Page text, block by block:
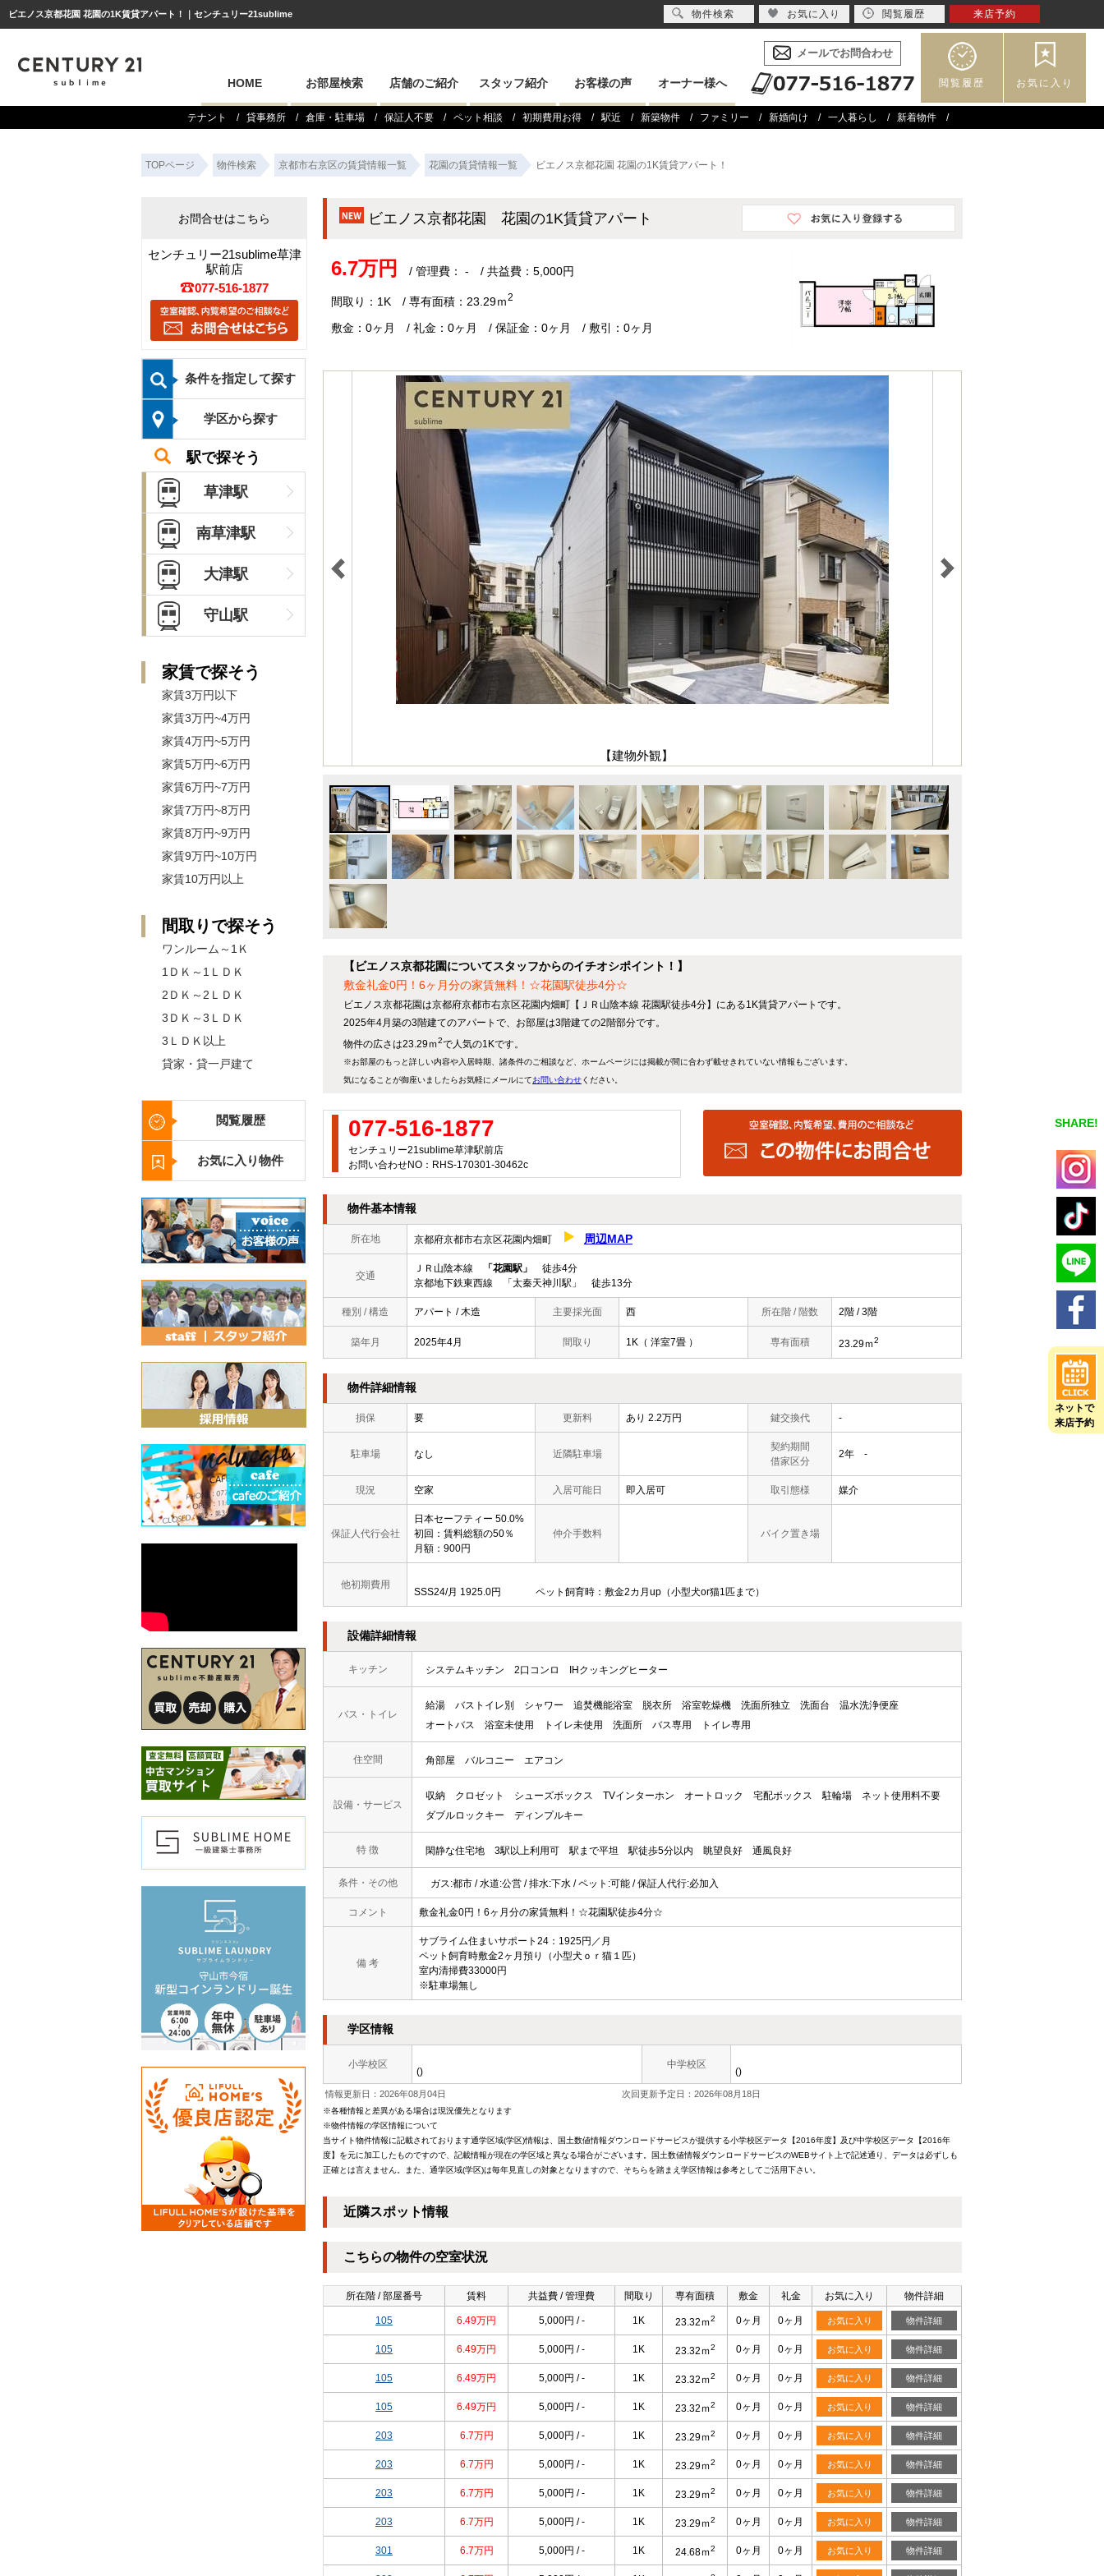
ビエノス京都花園 花園の1K賃貸アパート！｜センチュリー21sublime
HOME お部屋検索 店舗のご紹介 スタッフ紹介 お客様の声 オーナー様へ
メールでお問合わせ
閲覧履歴 お気に入り
テナント 貸事務所 倉庫・駐車場 保証人不要 ペット相談 初期費用お得 駅近 新築物件 ファミリー 新婚向け 一人暮らし 新着物件
SHARE!
ネットで
来店予約
TOPページ 物件検索 京都市右京区の賃貸情報一覧 花園の賃貸情報一覧 ビエノス京都花園 花園の1K賃貸アパート！
ビエノス京都花園 花園の1K賃貸アパート
6.7万円 / 管理費： - / 共益費：5,000円
間取り：1K / 専有面積：23.29ｍ2
敷金：0ヶ月 / 礼金：0ヶ月 / 保証金：0ヶ月 / 敷引：0ヶ月
【建物外観】
【ビエノス京都花園についてスタッフからのイチオシポイント！】
敷金礼金0円！6ヶ月分の家賃無料！☆花園駅徒歩4分☆
ビエノス京都花園は京都府京都市右京区花園内畑町【ＪＲ山陰本線 花園駅徒歩4分】にある1K賃貸アパートです。
2025年4月築の3階建てのアパートで、お部屋は3階建ての2階部分です。
物件の広さは23.29ｍ2で人気の1Kです。
※お部屋のもっと詳しい内容や入居時期、諸条件のご相談など、ホームページには掲載が間に合わず載せきれていない情報もございます。
気になることが御座いましたらお気軽にメールにてお問い合わせください。
077-516-1877
センチュリー21sublime草津駅前店
お問い合わせNO：RHS-170301-30462c
物件基本情報
所在地 京都府京都市右京区花園内畑町 周辺MAP
交通
ＪＲ山陰本線 「花園駅」
徒歩4分
京都地下鉄東西線 「太秦天神川駅」 徒歩13分
種別 / 構造 アパート / 木造 主要採光面 西 所在階 / 階数 2階 / 3階
築年月 2025年4月 間取り 1K（ 洋室7畳 ） 専有面積 23.29ｍ2
物件詳細情報
損保 要 更新料 あり 2.2万円 鍵交換代 -
駐車場 なし 近隣駐車場
契約期間
借家区分
2年 -
現況 空家 入居可能日 即入居可 取引態様 媒介
保証人代行会社
日本セーフティー 50.0%
初回：賃料総額の50％
月額：900円
仲介手数料 バイク置き場
他初期費用
SSS24/月 1925.0円 ペット飼育時：敷金2カ月up（小型犬or猫1匹まで）
設備詳細情報
キッチン システムキッチン 2口コンロ IHクッキングヒーター
バス・トイレ
給湯 バストイレ別 シャワー 追焚機能浴室 脱衣所 浴室乾燥機 洗面所独立 洗面台
温水洗浄便座
オートバス
浴室未使用 トイレ未使用 洗面所 バス専用 トイレ専用
住空間 角部屋 バルコニー エアコン
設備・サービス
収納 クロゼット シューズボックス TVインターホン オートロック 宅配ボックス 駐輪場
ネット使用料不要
ダブルロックキー
ディンプルキー
特 徴 閑静な住宅地 3駅以上利用可 駅まで平坦 駅徒歩5分以内 眺望良好 通風良好
条件・その他 ガス:都市 / 水道:公営 / 排水:下水 / ペット:可能 / 保証人代行:必加入
コメント 敷金礼金0円！6ヶ月分の家賃無料！☆花園駅徒歩4分☆
備 考
サブライム住まいサポート24：1925円／月
ペット飼育時敷金2ヶ月預り（小型犬ｏｒ猫１匹）
室内清掃費33000円
※駐車場無し
学区情報
小学校区
()
中学校区
()
情報更新日：2026年08月04日 次回更新予定日：2026年08月18日
※各種情報と差異がある場合は現況優先となります
※物件情報の学区情報について
当サイト物件情報に記載されております通学区域(学区)情報は、国土数値情報ダウンロードサービスが提供する小学校区データ【2016年度】及び中学校区データ【2016年
度】を元に加工したものですので、記載情報が現在の学区域と異なる場合がございます。国土数値情報ダウンロードサービスのWEBサイト上で記述通り、データは必ずしも
正確とは言えません。また、通学区域(学区)は毎年見直しの対象となりますので、そちらを踏まえ学区情報は参考としてご活用下さい。
近隣スポット情報
こちらの物件の空室状況
所在階 / 部屋番号 賃料 共益費 / 管理費 間取り 専有面積 敷金 礼金 お気に入り 物件詳細
105 6.49万円 5,000円 / - 1K 23.32ｍ2 0ヶ月 0ヶ月 お気に入り 物件詳細
105 6.49万円 5,000円 / - 1K 23.32ｍ2 0ヶ月 0ヶ月 お気に入り 物件詳細
105 6.49万円 5,000円 / - 1K 23.32ｍ2 0ヶ月 0ヶ月 お気に入り 物件詳細
105 6.49万円 5,000円 / - 1K 23.32ｍ2 0ヶ月 0ヶ月 お気に入り 物件詳細
203 6.7万円 5,000円 / - 1K 23.29ｍ2 0ヶ月 0ヶ月 お気に入り 物件詳細
203 6.7万円 5,000円 / - 1K 23.29ｍ2 0ヶ月 0ヶ月 お気に入り 物件詳細
203 6.7万円 5,000円 / - 1K 23.29ｍ2 0ヶ月 0ヶ月 お気に入り 物件詳細
203 6.7万円 5,000円 / - 1K 23.29ｍ2 0ヶ月 0ヶ月 お気に入り 物件詳細
301 6.7万円 5,000円 / - 1K 24.68ｍ2 0ヶ月 0ヶ月 お気に入り 物件詳細
お問合せはこちら
センチュリー21sublime草津
駅前店
077-516-1877
条件を指定して探す
学区から探す
駅で探そう
草津駅
南草津駅
大津駅
守山駅
家賃で探そう
家賃3万円以下
家賃3万円~4万円
家賃4万円~5万円
家賃5万円~6万円
家賃6万円~7万円
家賃7万円~8万円
家賃8万円~9万円
家賃9万円~10万円
家賃10万円以上
間取りで探そう
ワンルーム～1Ｋ
1ＤＫ～1ＬＤＫ
2ＤＫ～2ＬＤＫ
3ＤＫ～3ＬＤＫ
3ＬＤＫ以上
貸家・貸一戸建て
閲覧履歴
お気に入り物件
物件検索 お気に入り 閲覧履歴 来店予約